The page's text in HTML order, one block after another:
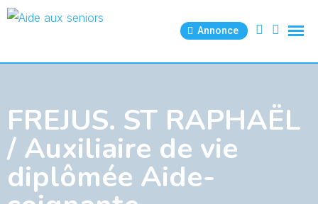
Skip
Annonce
FREJUS. ST RAPHAËL
/ Auxiliaire de vie
diplômée Aide-